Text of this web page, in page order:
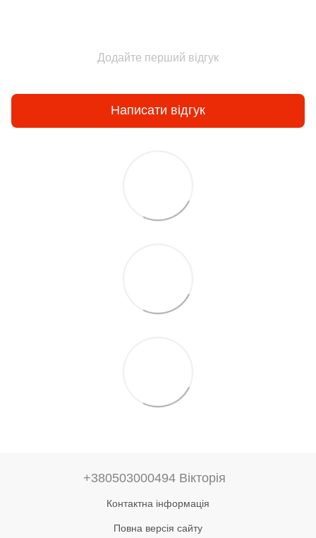
Додайте перший відгук
Написати відгук
+380503000494 Вікторія
Контактна інформація
Повна версія сайту